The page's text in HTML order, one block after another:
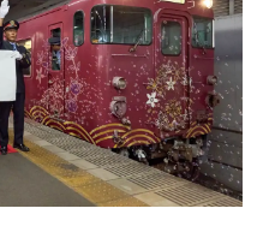
せ
もの
SETOUCHI
おみやげ開発